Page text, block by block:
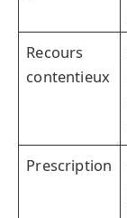
Recours
contentieux
Prescription